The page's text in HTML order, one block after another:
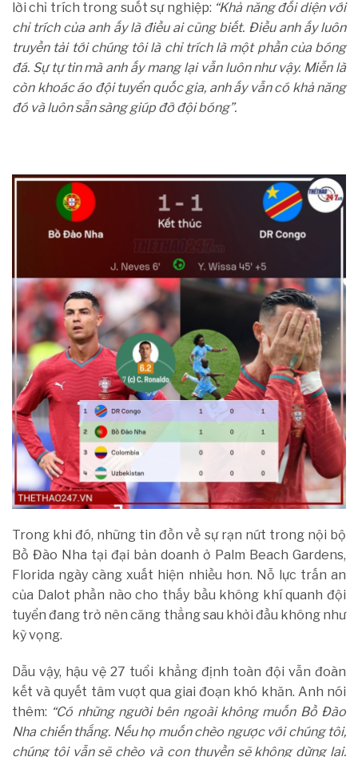
lời chỉ trích trong suốt sự nghiệp: “Khả năng đối diện với
chỉ trích của anh ấy là điều ai cũng biết. Điều anh ấy luôn
truyền tải tới chúng tôi là chỉ trích là một phần của bóng
đá. Sự tự tin mà anh ấy mang lại vẫn luôn như vậy. Miễn là
còn khoác áo đội tuyển quốc gia, anh ấy vẫn có khả năng
đó và luôn sẵn sàng giúp đỡ đội bóng”.
Trong khi đó, những tin đồn về sự rạn nứt trong nội bộ
Bồ Đào Nha tại đại bản doanh ở Palm Beach Gardens,
Florida ngày càng xuất hiện nhiều hơn. Nỗ lực trấn an
của Dalot phần nào cho thấy bầu không khí quanh đội
tuyển đang trở nên căng thẳng sau khởi đầu không như
kỳ vọng.
Dẫu vậy, hậu vệ 27 tuổi khẳng định toàn đội vẫn đoàn
kết và quyết tâm vượt qua giai đoạn khó khăn. Anh nói
thêm: “Có những người bên ngoài không muốn Bồ Đào
Nha chiến thắng. Nếu họ muốn chèo ngược với chúng tôi,
chúng tôi vẫn sẽ chèo và con thuyền sẽ không dừng lại.